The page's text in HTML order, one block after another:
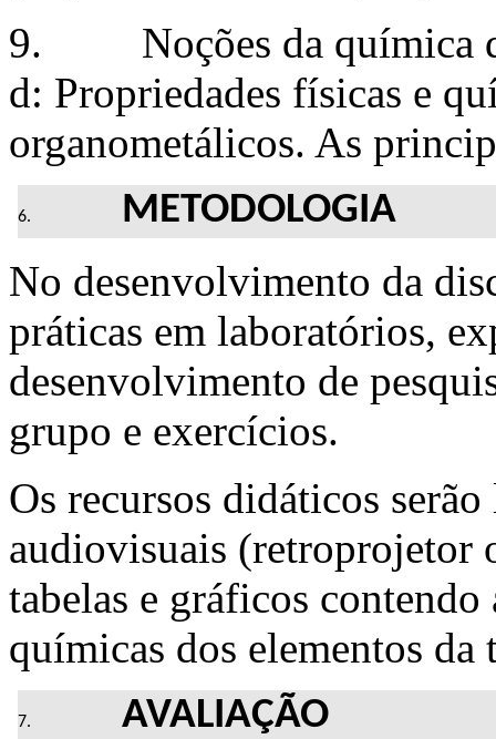
9. Noções da química
d: Propriedades físicas e
organometálicos. As
METODOLOGIA
No desenvolvimento da
práticas em laboratórios,
desenvolvimento de
grupo e exercícios.
Os recursos didáticos
audiovisuais (retroprojetor
tabelas e gráficos
químicas dos elementos da
AVALIAÇÃO